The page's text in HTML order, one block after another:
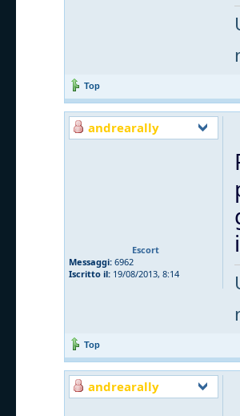
Top
andrearally
Escort
Messaggi: 6962
Iscritto il: 19/08/2013, 8:14
Top
andrearally